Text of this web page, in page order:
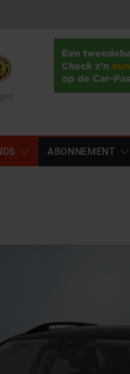
ABONNEMENT